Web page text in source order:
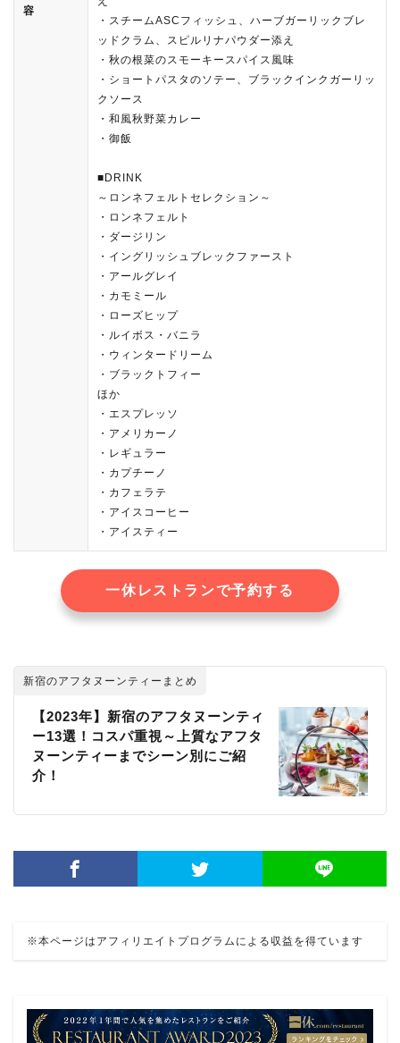
容
・スチームASCフィッシュ、ハーブガーリックブレ
ッドクラム、スピルリナパウダー添え
・秋の根菜のスモーキースパイス風味
・ショートパスタのソテー、ブラックインクガーリッ
クソース
・和風秋野菜カレー
・御飯
■DRINK
～ロンネフェルトセレクション～
・ロンネフェルト
・ダージリン
・イングリッシュブレックファースト
・アールグレイ
・カモミール
・ローズヒップ
・ルイボス・バニラ
・ウィンタードリーム
・ブラックトフィー
ほか
・エスプレッソ
・アメリカーノ
・レギュラー
・カプチーノ
・カフェラテ
・アイスコーヒー
・アイスティー
一休レストランで予約する
新宿のアフタヌーンティーまとめ
【2023年】新宿のアフタヌーンティ
ー13選！コスパ重視～上質なアフタ
ヌーンティーまでシーン別にご紹
介！
※本ページはアフィリエイトプログラムによる収益を得ています